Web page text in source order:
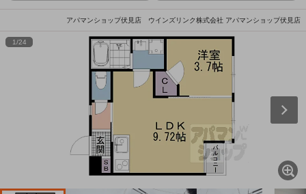
アパマンショップ伏見店 ウインズリンク株式会社 アパマンショップ伏見店
1/24